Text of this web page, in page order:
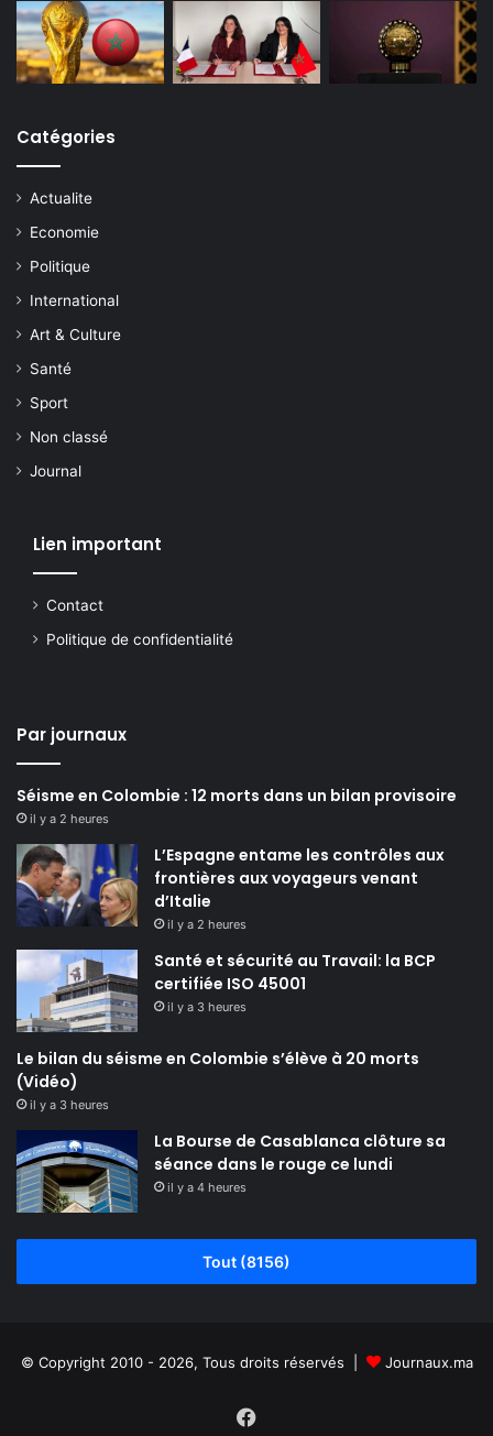
Catégories
Actualite
Economie
Politique
International
Art & Culture
Santé
Sport
Non classé
Journal
Lien important
Contact
Politique de confidentialité
Par journaux
Séisme en Colombie : 12 morts dans un bilan provisoire
il y a 2 heures
L’Espagne entame les contrôles aux
frontières aux voyageurs venant
d’Italie
il y a 2 heures
Santé et sécurité au Travail: la BCP
certifiée ISO 45001
il y a 3 heures
Le bilan du séisme en Colombie s’élève à 20 morts
(Vidéo)
il y a 3 heures
La Bourse de Casablanca clôture sa
séance dans le rouge ce lundi
il y a 4 heures
Tout (8156)
© Copyright 2010 - 2026, Tous droits réservés | Journaux.ma
Facebook